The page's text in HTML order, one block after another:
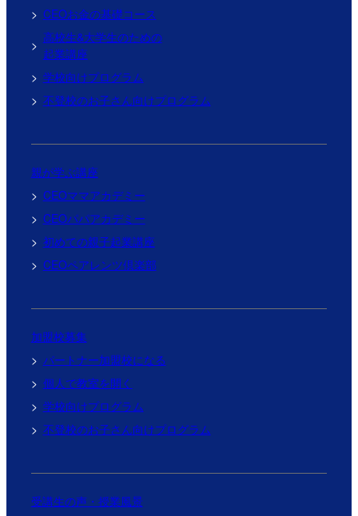
CEOお金の基礎コース
高校生&大学生のための
起業講座
学校向けプログラム
不登校のお子さん向けプログラム
親が学ぶ講座
CEOママアカデミー
CEOパパアカデミー
初めての親子起業講座
CEOペアレンツ倶楽部
加盟校募集
パートナー加盟校になる
個人で教室を開く
学校向けプログラム
不登校のお子さん向けプログラム
受講生の声・授業風景